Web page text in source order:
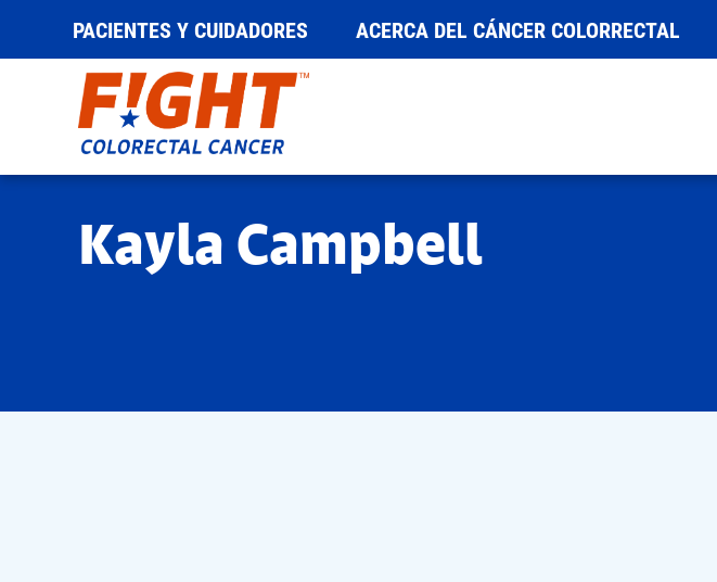
contenido
PACIENTES Y CUIDADORES ACERCA DEL CÁNCER COLORRECTAL
Kayla Campbell